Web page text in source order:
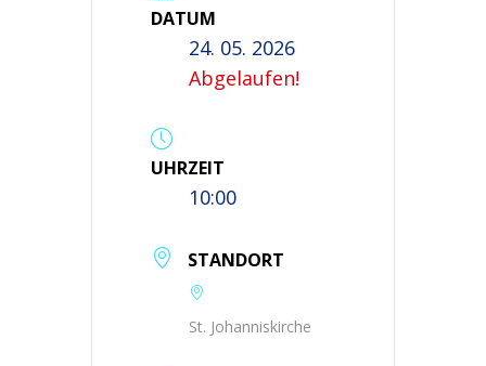
DATUM
24. 05. 2026
Abgelaufen!
UHRZEIT
10:00
STANDORT
St. Johanniskirche